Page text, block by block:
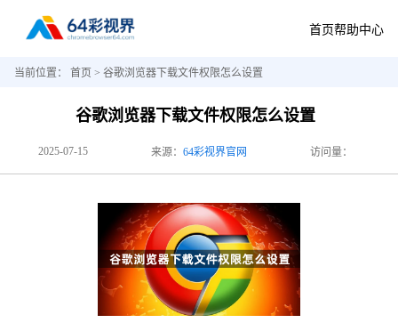
首页帮助中心
当前位置： 首页 > 谷歌浏览器下载文件权限怎么设置
谷歌浏览器下载文件权限怎么设置
2025-07-15 来源： 64彩视界官网 访问量：